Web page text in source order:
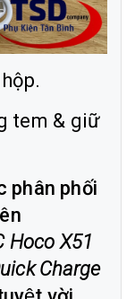
tem & giữ
phân phối
Hoco X51
Charge